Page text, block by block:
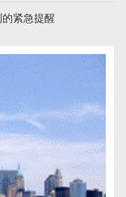
紧急提醒